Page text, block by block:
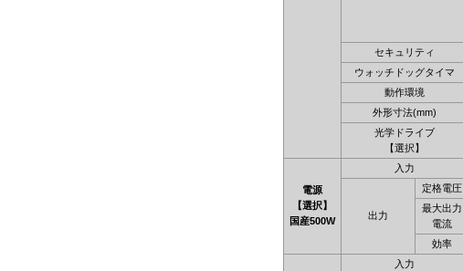
セキュリティ
ウォッチドッグタイマ
動作環境
外形寸法(mm)
光学ドライブ
【選択】
電源
【選択】
国産500W
入力
出力
定格電圧
最大出力
電流
効率
入力